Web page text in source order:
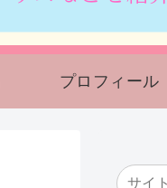
プロフィール